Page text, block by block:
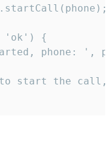
'ok') {
phone: ',
start the